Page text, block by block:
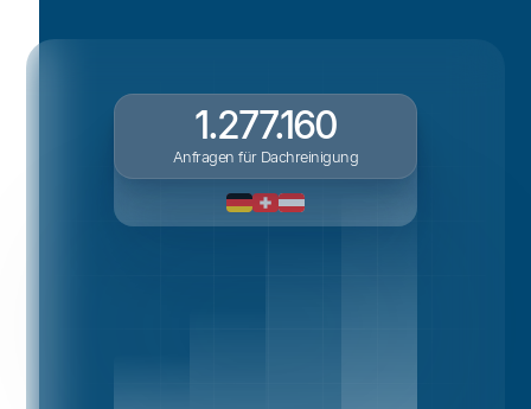
1.277.160
Anfragen für Dachreinigung